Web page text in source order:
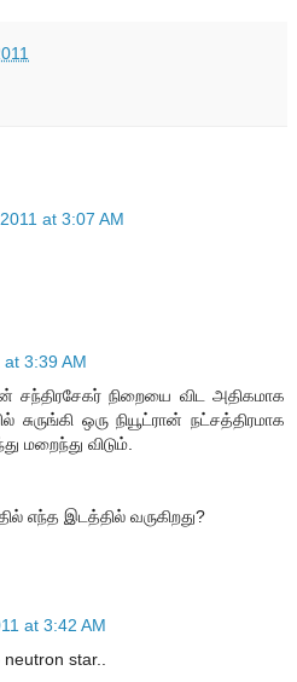
at 3:07 AM
3:39 AM
நிறையை விட அதிகமாக
சுருங்கி ஒரு நியூட்ரான் நட்சத்திரமாக
மறைந்து விடும்.
எந்த இடத்தில் வருகிறது?
at 3:42 AM
star..